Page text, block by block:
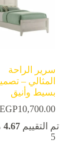
سرير الراحة
المثالي –
بسيط وأنيق
EGP10,700.00
تم التقييم 4.67
5